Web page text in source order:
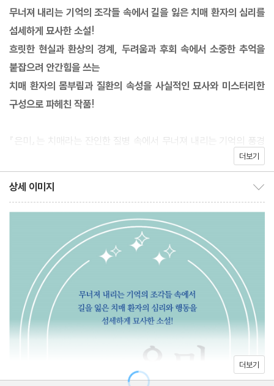
무너져 내리는 기억의 조각들 속에서 길을 잃은 치매 환자의 심리를
섬세하게 묘사한 소설!
흐릿한 현실과 환상의 경계, 두려움과 후회 속에서 소중한 추억을
붙잡으려 안간힘을 쓰는
치매 환자의 몸부림과 질환의 속성을 사실적인 묘사와 미스터리한
구성으로 파헤친 작품!
『은미』는 치매라는 잔인한 질병 속에서 무너져 내리는 기억의 풍경
을 섬세하고 깊이 있게 탐구하는 소설이다. 치매로 점차 기억을 잃어
공의 일상과 그를 둘러싼 가족, 특히 아내 ‘은미’와의 관계를 중심으
로 이야기가 전개된다.
현실과 환상의 경계가 모호해지는 시간 속에서, 소중한 추억을 붙잡
으려 안간힘을 쓰는 주인공의 몸부림은 독자에게 잊고 있었던 일상
의 소중함과 가족의 의미를 되새기게 한다. 특히 기억이란 기록이 아
니라 관계 속에서 살아 숨 쉬는 것이라는 메시지는 깊은 여운을 남깁
니다. 주인공의 시선에서 담담하게 그려내는 치매의 진행 과정과 그
엉키는 사실적인 묘사와 미스터리한 구성을 통해 독자들의 관심을
끌어내는 작품이다.
더보기
상세 이미지
더보기